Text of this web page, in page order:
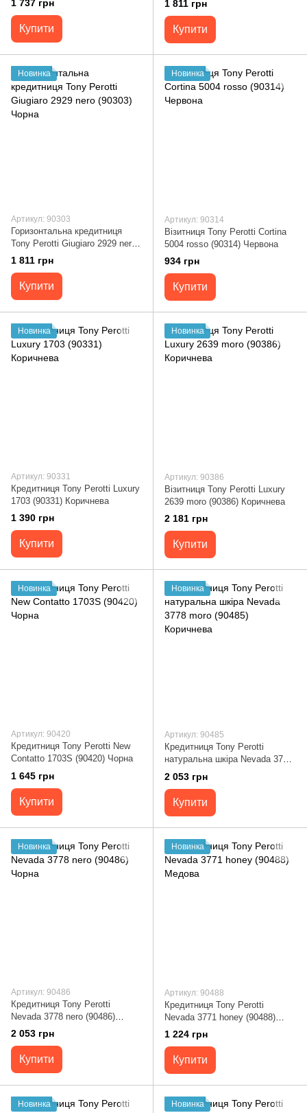
1 737 грн
Купити
1 811 грн
Купити
Новинка
Артикул: 90303
Горизонтальна кредитниця
Tony Perotti Giugiaro 2929 nero
(90303) Чорна
1 811 грн
Купити
Новинка
Артикул: 90314
Візитниця Tony Perotti Cortina
5004 rosso (90314) Червона
934 грн
Купити
Новинка
Артикул: 90331
Кредитниця Tony Perotti Luxury
1703 (90331) Коричнева
1 390 грн
Купити
Новинка
Артикул: 90386
Візитниця Tony Perotti Luxury
2639 moro (90386) Коричнева
2 181 грн
Купити
Новинка
Артикул: 90420
Кредитниця Tony Perotti New
Contatto 1703S (90420) Чорна
1 645 грн
Купити
Новинка
Артикул: 90485
Кредитниця Tony Perotti
натуральна шкіра Nevada 3778
moro (90485) Коричнева
2 053 грн
Купити
Новинка
Артикул: 90486
Кредитниця Tony Perotti
Nevada 3778 nero (90486)
Чорна
2 053 грн
Купити
Новинка
Артикул: 90488
Кредитниця Tony Perotti
Nevada 3771 honey (90488)
Медова
1 224 грн
Купити
Новинка Новинка